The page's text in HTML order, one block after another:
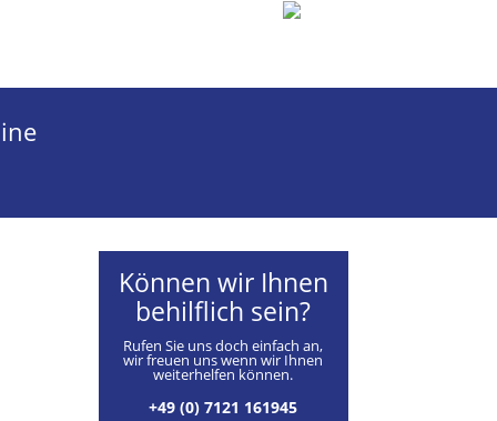
Können wir Ihnen
behilflich sein?
Rufen Sie uns doch einfach an,
wir freuen uns wenn wir Ihnen
weiterhelfen können.
+49 (0) 7121 161945